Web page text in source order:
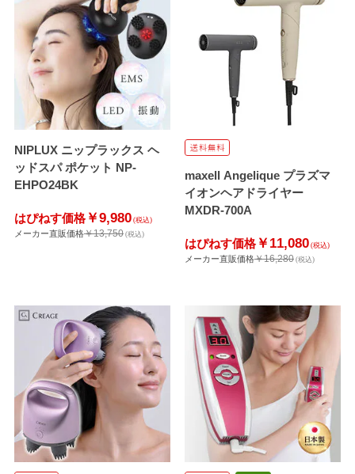
NIPLUX ニップラックス ヘ
ッドスパ ポケット NP-
EHPO24BK
はぴねす価格￥9,980 (税込)
メーカー直販価格￥13,750 (税込)
maxell Angelique プラズマ
イオンヘアドライヤー
MXDR-700A
はぴねす価格￥11,080 (税込)
メーカー直販価格￥16,280 (税込)